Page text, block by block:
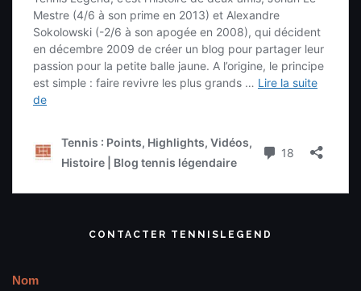
CONTACTER TENNISLEGEND
Nom